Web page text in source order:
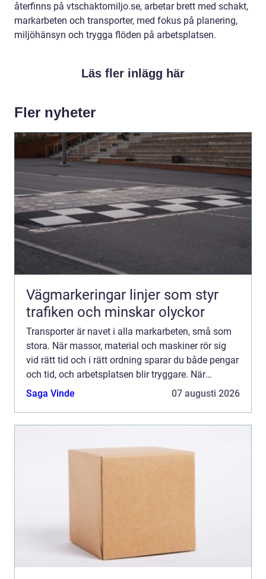
återfinns på vtschaktomiljo.se, arbetar brett med schakt,
markarbeten och transporter, med fokus på planering,
miljöhänsyn och trygga flöden på arbetsplatsen.
Läs fler inlägg här
Fler nyheter
Vägmarkeringar linjer som styr
trafiken och minskar olyckor
Transporter är navet i alla markarbeten, små som
stora. När massor, material och maskiner rör sig
vid rätt tid och i rätt ordning sparar du både pengar
och tid, och arbetsplatsen blir tryggare. När
logistiken...
Saga Vinde 07 augusti 2026